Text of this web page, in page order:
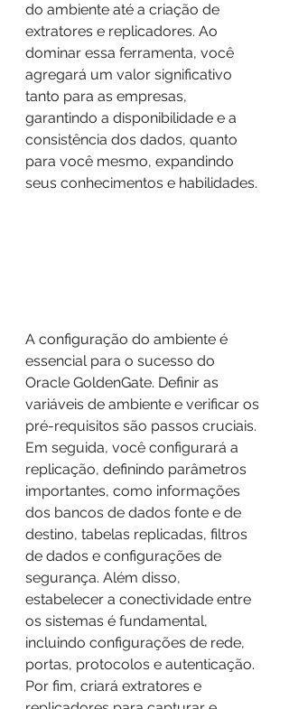
do ambiente até a criação de
extratores e replicadores. Ao
dominar essa ferramenta, você
agregará um valor significativo
tanto para as empresas,
garantindo a disponibilidade e a
consistência dos dados, quanto
para você mesmo, expandindo
seus conhecimentos e habilidades.
A configuração do ambiente é
essencial para o sucesso do
Oracle GoldenGate. Definir as
variáveis de ambiente e verificar os
pré-requisitos são passos cruciais.
Em seguida, você configurará a
replicação, definindo parâmetros
importantes, como informações
dos bancos de dados fonte e de
destino, tabelas replicadas, filtros
de dados e configurações de
segurança. Além disso,
estabelecer a conectividade entre
os sistemas é fundamental,
incluindo configurações de rede,
portas, protocolos e autenticação.
Por fim, criará extratores e